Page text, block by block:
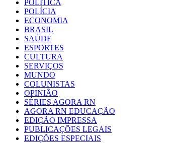
POLÍTICA
POLÍCIA
ECONOMIA
BRASIL
SAÚDE
ESPORTES
CULTURA
SERVIÇOS
MUNDO
COLUNISTAS
OPINIÃO
SÉRIES AGORA RN
AGORA RN EDUCAÇÃO
EDIÇÃO IMPRESSA
PUBLICAÇÕES LEGAIS
EDIÇÕES ESPECIAIS